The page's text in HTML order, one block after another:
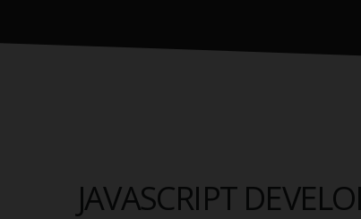
JAVASCRIPT